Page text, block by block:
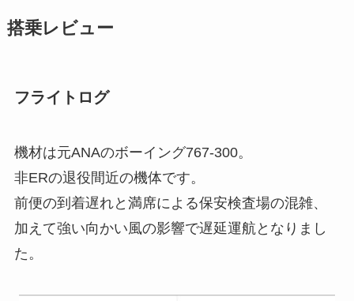
搭乗レビュー
フライトログ
機材は元ANAのボーイング767-300。
非ERの退役間近の機体です。
前便の到着遅れと満席による保安検査場の混雑、
加えて強い向かい風の影響で遅延運航となりまし
た。